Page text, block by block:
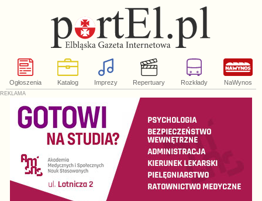
Ogłoszenia Katalog Imprezy Repertuary Rozkłady NaWynos